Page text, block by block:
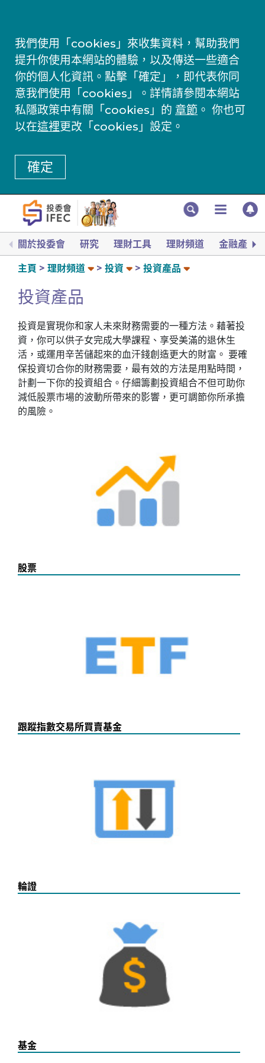
我們使用「cookies」來收集資料，幫助我們
提升你使用本網站的體驗，以及傳送一些適合
你的個人化資訊。點擊「確定」，即代表你同
意我們使用「cookies」。詳情請參閱本網站
私隱政策中有關「cookies」的 章節 。 你也可
以在這裡更改「cookies」設定。
確定
關於投委會 研究 理財工具 理財頻道 金融產品
主頁 理財頻道 投資 投資產品
投資產品
投資是實現你和家人未來財務需要的一種方法。藉著投
資，你可以供子女完成大學課程、享受美滿的退休生
活，或運用辛苦儲起來的血汗錢創造更大的財富。 要確
保投資切合你的財務需要，最有效的方法是用點時間，
計劃一下你的投資組合。仔細籌劃投資組合不但可助你
減低股票市場的波動所帶來的影響，更可調節你所承擔
的風險。
股票
跟蹤指數交易所買賣基金
輪證
基金